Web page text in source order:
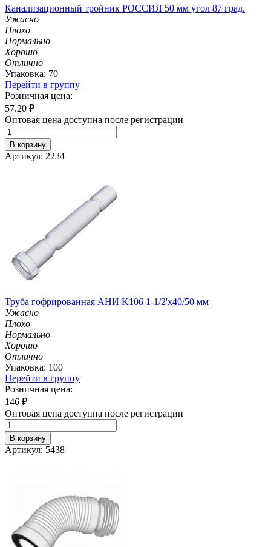
Канализационный тройник РОССИЯ 50 мм угол 87 град.
Ужасно
Плохо
Нормально
Хорошо
Отлично
Упаковка: 70
Перейти в группу
Розничная цена:
57.20 ₽
Оптовая цена доступна после регистрации
В корзину
Артикул: 2234
Труба гофрированная АНИ K106 1-1/2'х40/50 мм
Ужасно
Плохо
Нормально
Хорошо
Отлично
Упаковка: 100
Перейти в группу
Розничная цена:
146 ₽
Оптовая цена доступна после регистрации
В корзину
Артикул: 5438